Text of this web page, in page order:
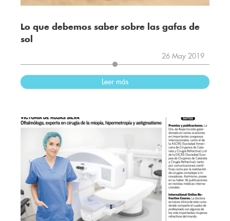
Lo que debemos saber sobre las gafas de
sol
26 May 2019
Leer más